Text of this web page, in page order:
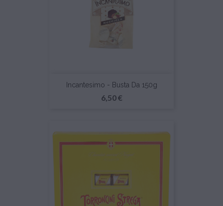
Incantesimo - Busta Da 150g
Prezzo
6,50 €